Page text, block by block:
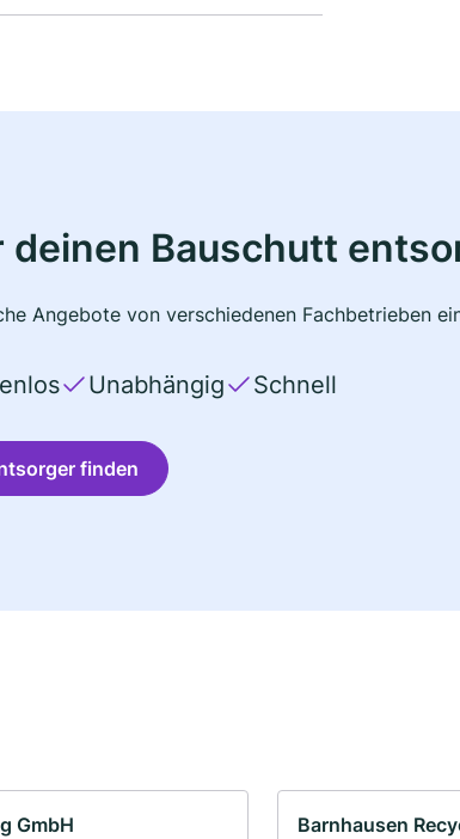
deinen Bauschutt
Angebote von verschiedenen Fachbetrieben
Unabhängig Schnell
finden
GmbH Barnhausen